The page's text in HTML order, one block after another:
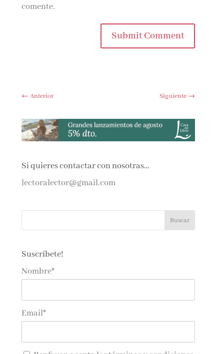
comente.
Submit Comment
←Anterior Siguiente→
Si quieres contactar con nosotras…
lectoralector@gmail.com
Suscríbete!
Nombre*
Email*